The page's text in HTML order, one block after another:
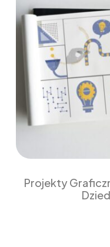
Projekty